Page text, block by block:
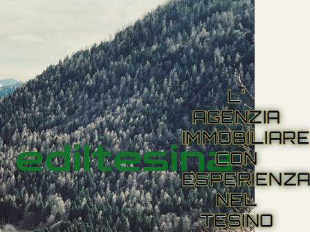
ediltesina
L'
AGENZIA
IMMOBILIARE
CON
NEL
TESINO